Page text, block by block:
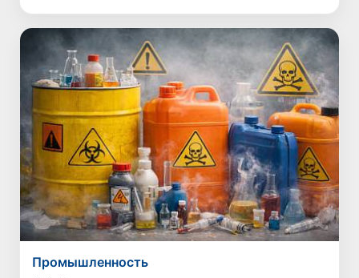
Промышленность